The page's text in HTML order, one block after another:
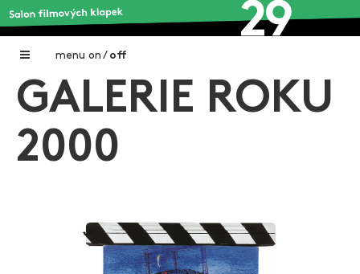
menu on / off
Home
Galerie filmových klapek
O projektu
Aktuální výstavy
GALERIE ROKU
2000